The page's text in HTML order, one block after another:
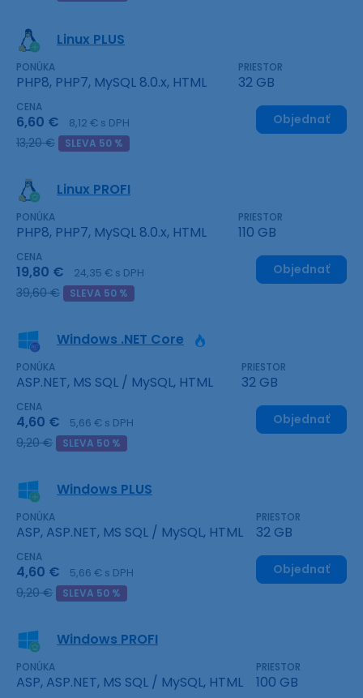
Linux PLUS
PONÚKA
PHP8, PHP7, MySQL 8.0.x, HTML
PRIESTOR
32 GB
CENA
6,60 € 8,12 € s DPH
13,20 € SLEVA 50 %
Objednať
Linux PROFI
PONÚKA
PHP8, PHP7, MySQL 8.0.x, HTML
PRIESTOR
110 GB
CENA
19,80 € 24,35 € s DPH
39,60 € SLEVA 50 %
Objednať
Windows .NET Core
PONÚKA
ASP.NET, MS SQL / MySQL, HTML
PRIESTOR
32 GB
CENA
4,60 € 5,66 € s DPH
9,20 € SLEVA 50 %
Objednať
Windows PLUS
PONÚKA
ASP, ASP.NET, MS SQL / MySQL, HTML
PRIESTOR
32 GB
CENA
4,60 € 5,66 € s DPH
9,20 € SLEVA 50 %
Objednať
Windows PROFI
PONÚKA
ASP, ASP.NET, MS SQL / MySQL, HTML
PRIESTOR
100 GB